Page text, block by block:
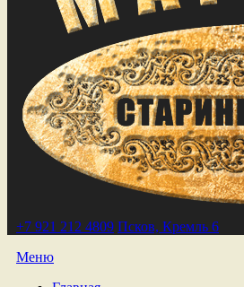
+7 921 212 4809 Псков, Кремль 6
Меню